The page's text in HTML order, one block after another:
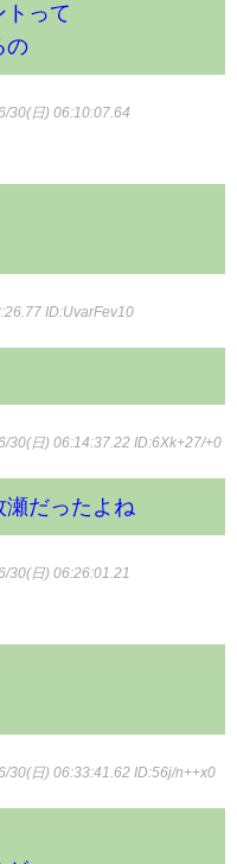
トって
の
30(日) 06:10:07.64
ID:UvarFev10
30(日) 06:14:37.22 ID:6Xk+27/+0
瀬だったよね
30(日) 06:26:01.21
30(日) 06:33:41.62 ID:56j/n++x0